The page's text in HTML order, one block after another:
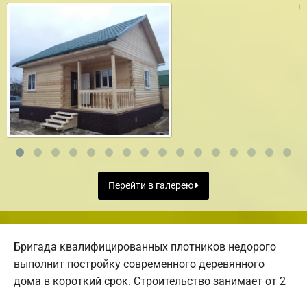
Перейти в галерею
Бригада квалифицированных плотников недорого
выполнит постройку современного деревянного
дома в короткий срок. Строительство занимает от 2